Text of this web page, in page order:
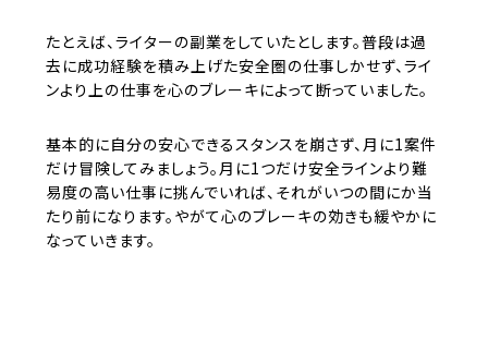
たとえば、ライターの副業をしていたとします。普段は過
去に成功経験を積み上げた安全圏の仕事しかせず、ライ
ンより上の仕事を心のブレーキによって断っていました。
基本的に自分の安心できるスタンスを崩さず、月に1案件
だけ冒険してみましょう。月に1つだけ安全ラインより難
易度の高い仕事に挑んでいれば、それがいつの間にか当
たり前になります。やがて心のブレーキの効きも緩やかに
なっていきます。